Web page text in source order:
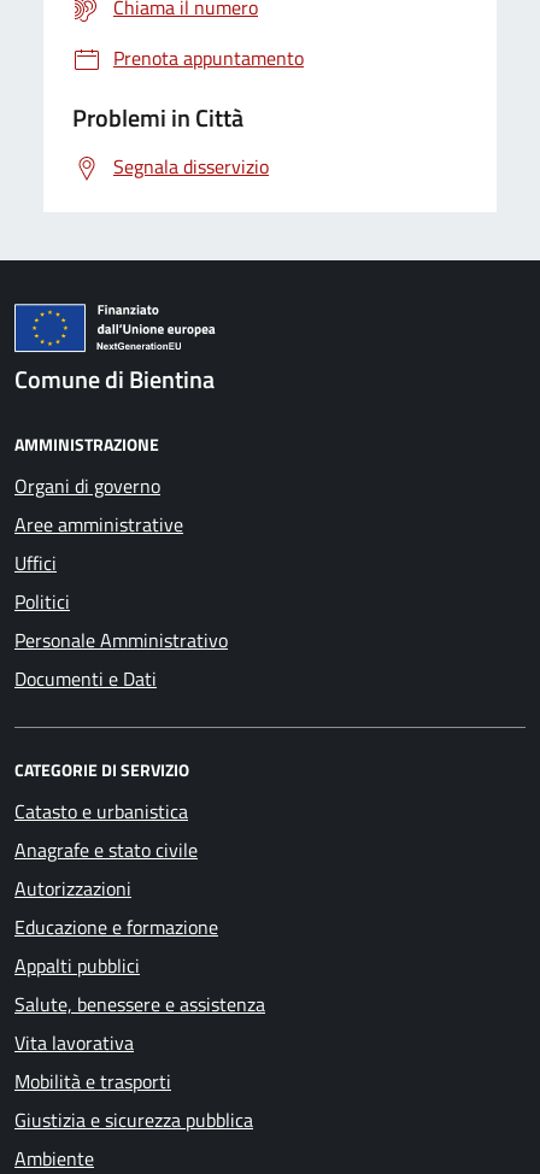
Chiama il numero
Prenota appuntamento
Problemi in Città
Segnala disservizio
Comune di Bientina
AMMINISTRAZIONE
Organi di governo
Aree amministrative
Uffici
Politici
Personale Amministrativo
Documenti e Dati
CATEGORIE DI SERVIZIO
Catasto e urbanistica
Anagrafe e stato civile
Autorizzazioni
Educazione e formazione
Appalti pubblici
Salute, benessere e assistenza
Vita lavorativa
Mobilità e trasporti
Giustizia e sicurezza pubblica
Ambiente